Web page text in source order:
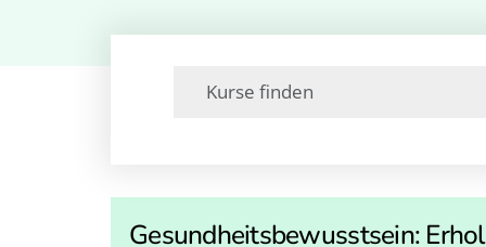
Gesundheitsbewusstsein: